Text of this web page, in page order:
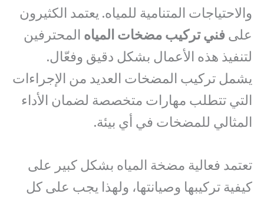
والاحتياجات المتنامية للمياه. يعتمد الكثيرون
على فني تركيب مضخات المياه المحترفين
لتنفيذ هذه الأعمال بشكل دقيق وفعّال.
يشمل تركيب المضخات العديد من الإجراءات
التي تتطلب مهارات متخصصة لضمان الأداء
المثالي للمضخات في أي بيئة.
تعتمد فعالية مضخة المياه بشكل كبير على
كيفية تركيبها وصيانتها، ولهذا يجب على كل